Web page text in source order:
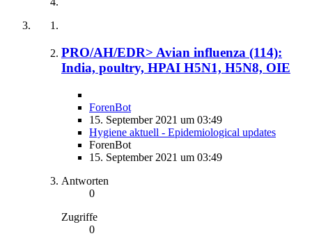
PRO/AH/EDR> Avian influenza (114):
India, poultry, HPAI H5N1, H5N8, OIE
ForenBot
15. September 2021 um 03:49
Hygiene aktuell - Epidemiological updates
ForenBot
15. September 2021 um 03:49
Antworten
0
Zugriffe
0